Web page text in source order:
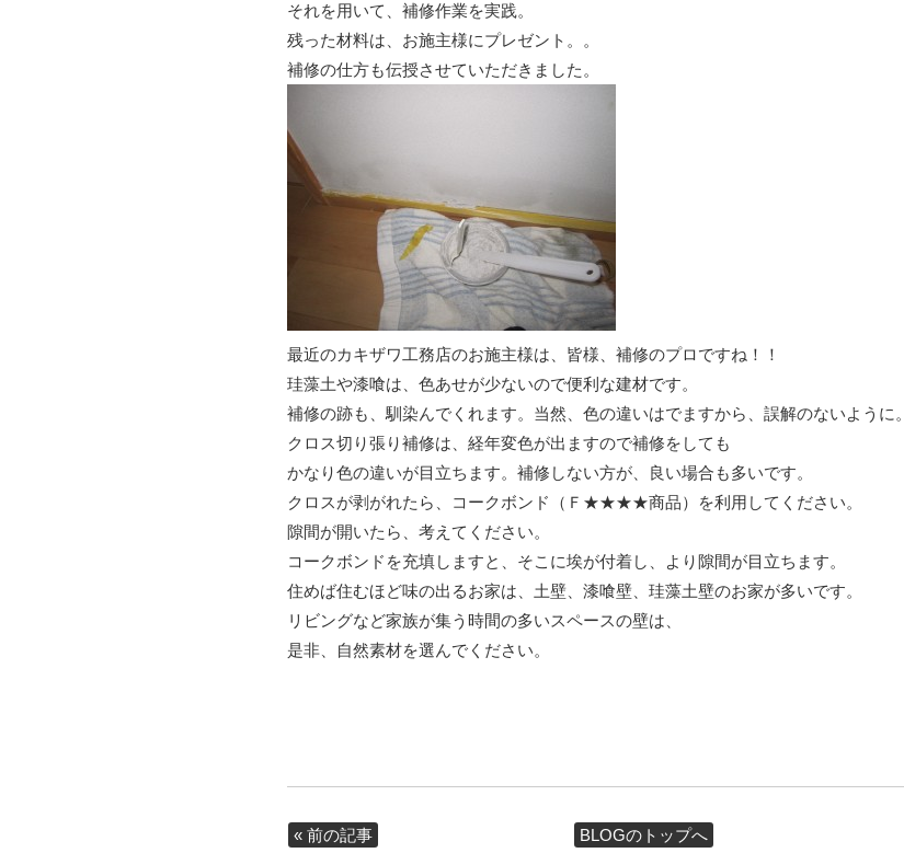
それを用いて、補修作業を実践。
残った材料は、お施主様にプレゼント。。
補修の仕方も伝授させていただきました。
最近のカキザワ工務店のお施主様は、皆様、補修のプロですね！！
珪藻土や漆喰は、色あせが少ないので便利な建材です。
補修の跡も、馴染んでくれます。当然、色の違いはでますから、誤解のないように。
クロス切り張り補修は、経年変色が出ますので補修をしても
かなり色の違いが目立ちます。補修しない方が、良い場合も多いです。
クロスが剥がれたら、コークボンド（Ｆ★★★★商品）を利用してください。
隙間が開いたら、考えてください。
コークボンドを充填しますと、そこに埃が付着し、より隙間が目立ちます。
住めば住むほど味の出るお家は、土壁、漆喰壁、珪藻土壁のお家が多いです。
リビングなど家族が集う時間の多いスペースの壁は、
是非、自然素材を選んでください。
BLOGのトップへ
« 前の記事